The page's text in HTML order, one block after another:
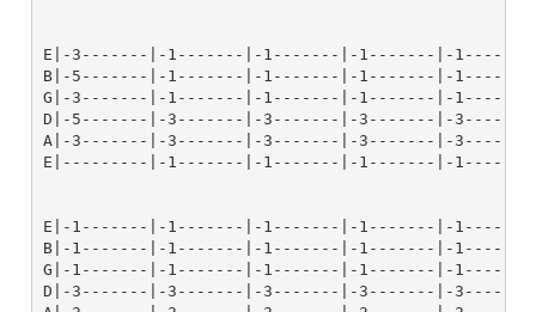
E|-3-------|-1-------|-1-------|-1-------|-
B|-5-------|-1-------|-1-------|-1-------|-
G|-3-------|-1-------|-1-------|-1-------|-
D|-5-------|-3-------|-3-------|-3-------|-
A|-3-------|-3-------|-3-------|-3-------|-
E|---------|-1-------|-1-------|-1-------|-
E|-1-------|-1-------|-1-------|-1-------|-
B|-1-------|-1-------|-1-------|-1-------|-
G|-1-------|-1-------|-1-------|-1-------|-
D|-3-------|-3-------|-3-------|-3-------|-